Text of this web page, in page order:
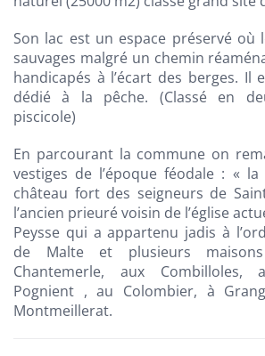
Son lac est un espace préservé où
sauvages malgré un chemin
handicapés à l’écart des berges. Il
dédié à la pêche. (Classé en
piscicole)
En parcourant la commune on
vestiges de l’époque féodale : « la
château fort des seigneurs de
l’ancien prieuré voisin de l’église
Peysse qui a appartenu jadis à
de Malte et plusieurs
Chantemerle, aux Combilloles,
Pognient , au Colombier, à
Montmeillerat.